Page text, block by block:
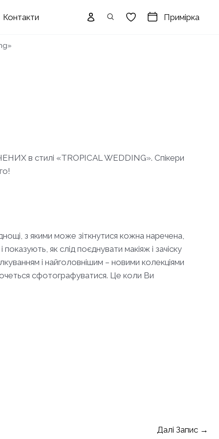
Контакти Примірка
в стилі «TROPICAL WEDDING». Спікери
з якими може зіткнутися кожна наречена,
як слід поєднувати макіяж і зачіску
і найголовнішим – новими колекціями
сфотографуватися. Це коли Ви
Далі Запис →